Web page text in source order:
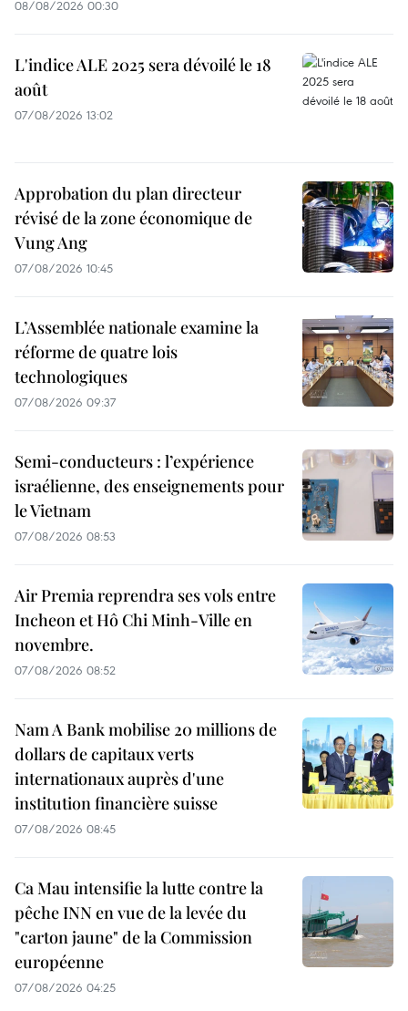
08/08/2026 00:30
L'indice ALE 2025 sera dévoilé le 18
août
07/08/2026 13:02
Approbation du plan directeur
révisé de la zone économique de
Vung Ang
07/08/2026 10:45
L’Assemblée nationale examine la
réforme de quatre lois
technologiques
07/08/2026 09:37
Semi-conducteurs : l’expérience
israélienne, des enseignements pour
le Vietnam
07/08/2026 08:53
Air Premia reprendra ses vols entre
Incheon et Hô Chi Minh-Ville en
novembre.
07/08/2026 08:52
Nam A Bank mobilise 20 millions de
dollars de capitaux verts
internationaux auprès d'une
institution financière suisse
07/08/2026 08:45
Ca Mau intensifie la lutte contre la
pêche INN en vue de la levée du
"carton jaune" de la Commission
européenne
07/08/2026 04:25